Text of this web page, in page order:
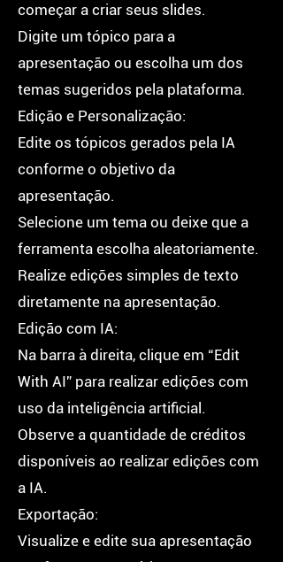
começar a criar seus slides.
Digite um tópico para a
apresentação ou escolha um dos
temas sugeridos pela plataforma.
Edição e Personalização:
Edite os tópicos gerados pela IA
conforme o objetivo da
apresentação.
Selecione um tema ou deixe que a
ferramenta escolha aleatoriamente.
Realize edições simples de texto
diretamente na apresentação.
Edição com IA:
Na barra à direita, clique em “Edit
With AI” para realizar edições com
uso da inteligência artificial.
Observe a quantidade de créditos
disponíveis ao realizar edições com
a IA.
Exportação:
Visualize e edite sua apresentação